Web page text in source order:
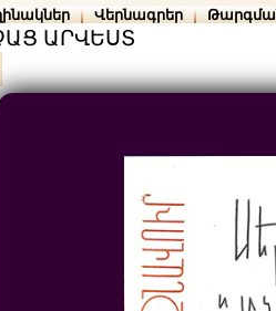
Վերնագրեր
ԱՐՎԵՍՏ